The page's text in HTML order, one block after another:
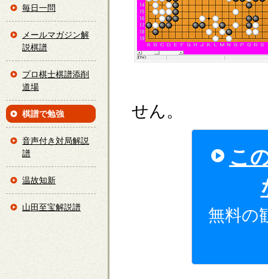
せん。
こ
無料の
毎日一問
メールマガジン解
説棋譜
プロ棋士棋譜添削
道場
棋譜で勉強
音声付き対局解説
譜
温故知新
山田至宝解説譜